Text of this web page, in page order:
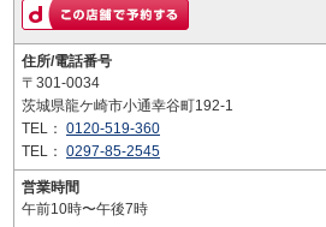
住所/電話番号
〒301-0034
茨城県龍ケ崎市小通幸谷町192-1
TEL： 0120-519-360
TEL： 0297-85-2545
営業時間
午前10時〜午後7時